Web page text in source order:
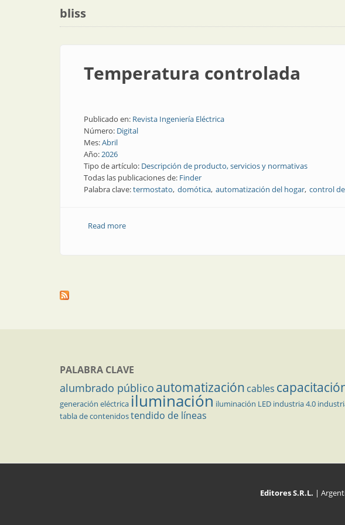
bliss
Temperatura controlada
Publicado en: Revista Ingeniería Eléctrica
Número: Digital
Mes:Abril
Año:2026
Tipo de artículo: Descripción de producto, servicios y normativas
Todas las publicaciones de: Finder
Palabra clave:termostato domótica automatización del hogar control
Read moreabout Temperatura controlada
PALABRA CLAVE
alumbrado público automatización cables
generación eléctrica iluminación iluminación LED industria 4.0
tabla de contenidostendido de líneas
Editores S.R.L. |